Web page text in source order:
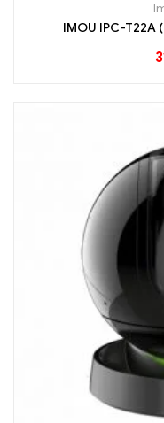
IMOU IPC-T22A